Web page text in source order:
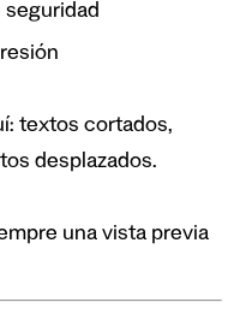
seguridad
textos cortados,
desplazados.
una vista previa